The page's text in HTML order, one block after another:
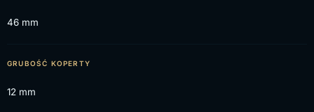
46 mm
GRUBOŚĆ KOPERTY
12 mm